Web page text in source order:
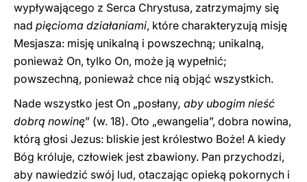
wypływającego z Serca Chrystusa, zatrzymajmy się
nad pięcioma działaniami, które charakteryzują misję
Mesjasza: misję unikalną i powszechną; unikalną,
ponieważ On, tylko On, może ją wypełnić;
powszechną, ponieważ chce nią objąć wszystkich.
Nade wszystko jest On „posłany, aby ubogim nieść
dobrą nowinę” (w. 18). Oto „ewangelia”, dobra nowina,
którą głosi Jezus: bliskie jest królestwo Boże! A kiedy
Bóg króluje, człowiek jest zbawiony. Pan przychodzi,
aby nawiedzić swój lud, otaczając opieką pokornych i